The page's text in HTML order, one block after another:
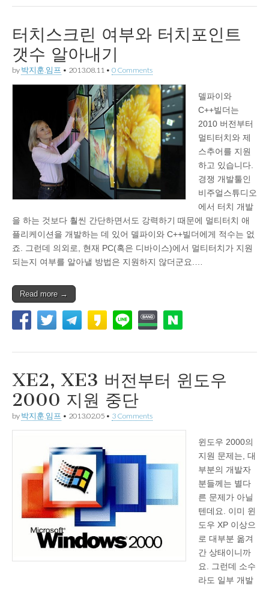
터치스크린 여부와 터치포인트
갯수 알아내기
by 박지훈.임프 • 2013.08.11 • 0 Comments
델파이와
C++빌더는
2010 버전부터
멀티터치와 제
스추어를 지원
하고 있습니다.
경쟁 개발툴인
비주얼스튜디오
에서 터치 개발
을 하는 것보다 훨씬 간단하면서도 강력하기 때문에 멀티터치 애
플리케이션을 개발하는 데 있어 델파이와 C++빌더에게 적수는 없
죠. 그런데 의외로, 현재 PC(혹은 디바이스)에서 멀티터치가 지원
되는지 여부를 알아낼 방법은 지원하지 않더군요.…
Read more →
XE2, XE3 버전부터 윈도우
2000 지원 중단
by 박지훈.임프 • 2013.02.05 • 3 Comments
윈도우 2000의
지원 문제는, 대
부분의 개발자
분들께는 별다
른 문제가 아닐
텐데요. 이미 윈
도우 XP 이상으
로 대부분 옮겨
간 상태이니까
요. 그런데 소수
라도 일부 개발